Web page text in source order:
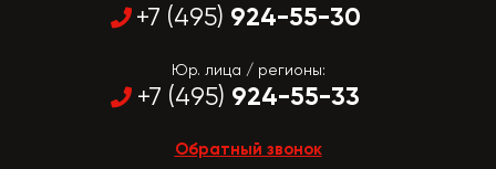
+7 (495) 924-55-30
Юр. лица / регионы:
+7 (495) 924-55-33
Обратный звонок